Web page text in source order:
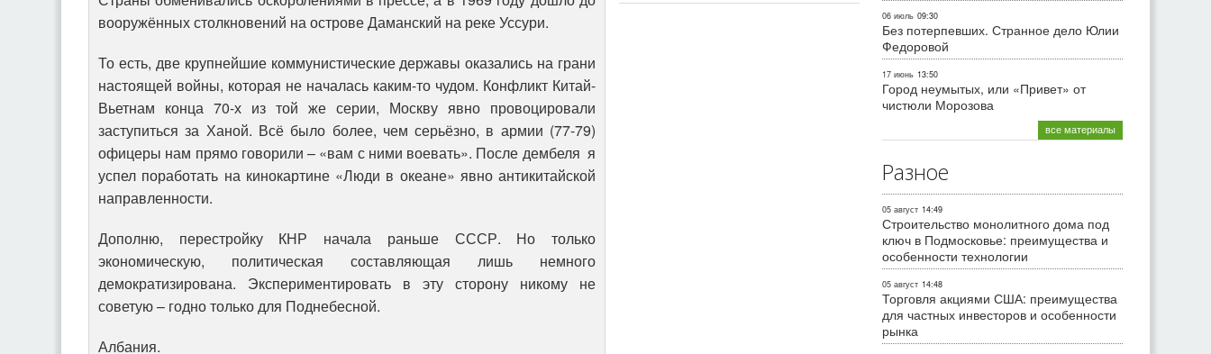
вооружённых столкновений на острове Даманский на реке Уссури.
То есть, две крупнейшие коммунистические державы оказались на грани
настоящей войны, которая не началась каким-то чудом. Конфликт Китай-
Вьетнам конца 70-х из той же серии, Москву явно провоцировали
заступиться за Ханой. Всё было более, чем серьёзно, в армии (77-79)
офицеры нам прямо говорили – «вам с ними воевать». После дембеля я
успел поработать на кинокартине «Люди в океане» явно антикитайской
направленности.
Дополню, перестройку КНР начала раньше СССР. Но только
экономическую, политическая составляющая лишь немного
демократизирована. Экспериментировать в эту сторону никому не
советую – годно только для Поднебесной.
Албания.
06 июль 09:30
Без потерпевших. Странное дело Юлии
Федоровой
17 июнь 13:50
Город неумытых, или «Привет» от
чистюли Морозова
все материалы
Разное
05 август 14:49
Строительство монолитного дома под
ключ в Подмосковье: преимущества и
особенности технологии
05 август 14:48
Торговля акциями США: преимущества
для частных инвесторов и особенности
рынка